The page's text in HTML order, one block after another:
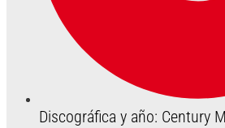
Discográfica y año: Century